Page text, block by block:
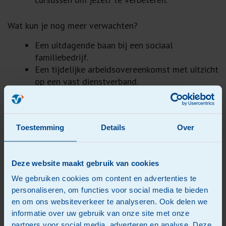
Toestemming Details Over
Deze website maakt gebruik van cookies
We gebruiken cookies om content en advertenties te
personaliseren, om functies voor social media te bieden
en om ons websiteverkeer te analyseren. Ook delen we
informatie over uw gebruik van onze site met onze
Wat kun je nog meer verwachten?
Een uitdagende baan bij een sociaal
familiebedrijf.
Een tijdelijke arbeidsovereenkomst met uitzicht
op een vast dienstverband.
Beroepsgoederenvervoer schaal B ( minimaal
Inschaling vindt plaats op basis van
aantoonbare werkervaring.
Deelname in de pensioenregeling van het
Bedrijfspensioenfonds.
Minimaal 24 vakantiedagen + 3,5 A.T.V dag (op
basis van 40 uur).
Reiskostenvergoeding.